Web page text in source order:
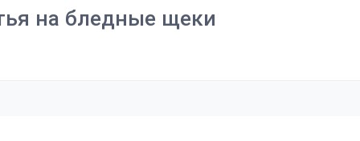
на бледные щеки